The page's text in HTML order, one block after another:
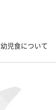
幼児食について